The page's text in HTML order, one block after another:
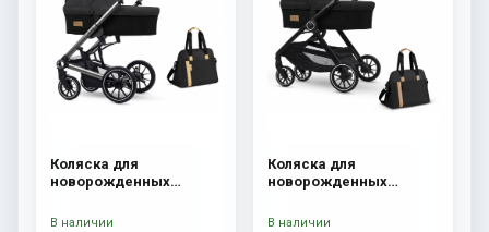
Коляска для
новорожденных
Onyx
В наличии
Коляска для
новорожденных
сумка Onyx
В наличии